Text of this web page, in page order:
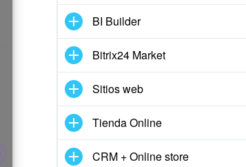
BI Builder
Bitrix24 Market
Sitios web
Tienda Online
CRM + Online store